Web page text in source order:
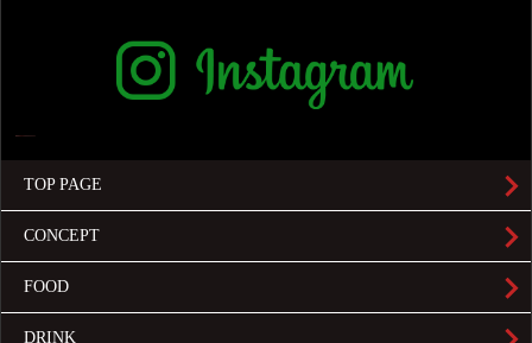
TOP PAGE
CONCEPT
FOOD
DRINK